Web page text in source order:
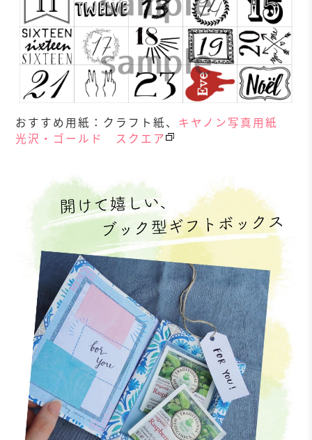
おすすめ用紙：クラフト紙、 キヤノン写真用紙
光沢・ゴールド スクエア